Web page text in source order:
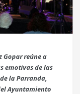
Gopar reúne a
emotivas de las
la Parranda,
Ayuntamiento